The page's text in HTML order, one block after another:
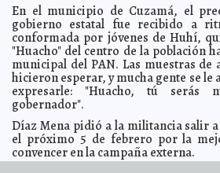
2012-01-10 16:53:49 Ciega a su tío por un control
2012-01-10 12:30:27 Hemeroteca del estado
Barrera Fernandez
2012-01-10 12:07:22 Motul elegirá a sus reyes del
2012-01-10 11:59:32 Intensa gira de Rosa Adriana
Estado A7
Importante derrama de
en Kanasín Guillermo Barrera Fernandez
2012-01-10 11:08:31 Organismos de la ONU
reservas Guillermo Barrera Fernandez
En el municipio de Cuzamá, el
gobierno estatal fue recibido a
conformada por jóvenes de Huhí,
"Huacho" del centro de la población
municipal del PAN. Las muestras de
hicieron esperar, y mucha gente se le
expresarle: "Huacho, tú serás
gobernador".
Díaz Mena pidió a la militancia salir
el próximo 5 de febrero por la
convencer en la campaña externa.